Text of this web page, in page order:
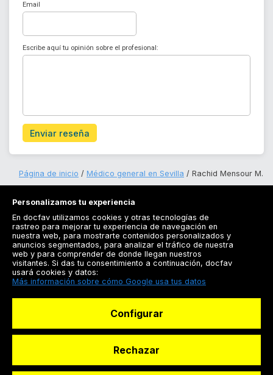
Email
Escribe aquí tu opinión sobre el profesional:
Enviar reseña
Página de inicio Médico general en Sevilla Rachid Mensour M.
Registrarse
Docfav
Personalizamos tu experiencia
En docfav utilizamos cookies y otras tecnologías de
rastreo para mejorar tu experiencia de navegación en
nuestra web, para mostrarte contenidos personalizados y
anuncios segmentados, para analizar el tráfico de nuestra
web y para comprender de donde llegan nuestros
visitantes. Si das tu consentimiento a continuación, docfav
usará cookies y datos:
Más información sobre cómo Google usa tus datos
Configurar
Rechazar